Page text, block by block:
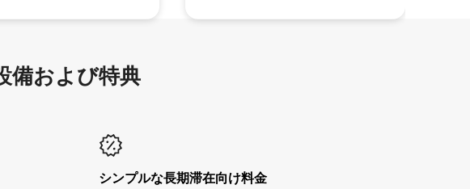
備⁠および特⁠典
シンプルな長期滞在向け料金